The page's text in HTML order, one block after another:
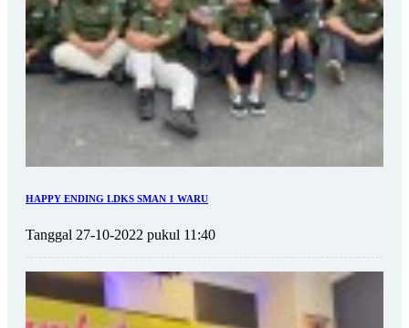
HAPPY ENDING LDKS SMAN 1 WARU
Tanggal 27-10-2022 pukul 11:40